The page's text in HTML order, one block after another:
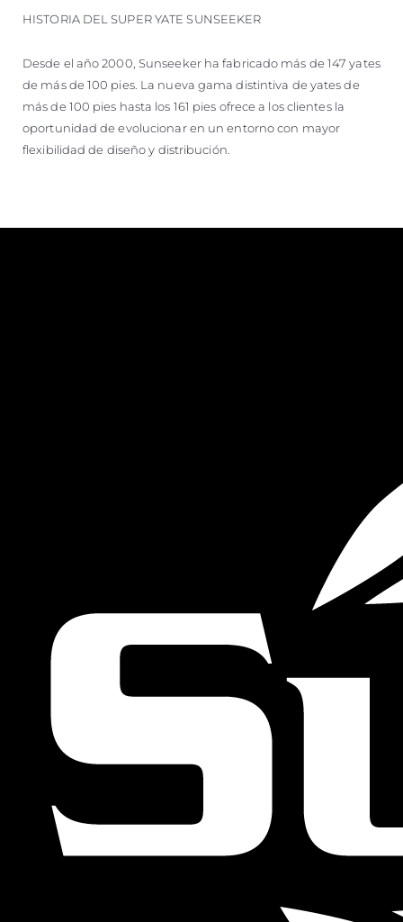
HISTORIA DEL SUPER YATE SUNSEEKER
Desde el año 2000, Sunseeker ha fabricado más de 147 yates
de más de 100 pies. La nueva gama distintiva de yates de
más de 100 pies hasta los 161 pies ofrece a los clientes la
oportunidad de evolucionar en un entorno con mayor
flexibilidad de diseño y distribución.